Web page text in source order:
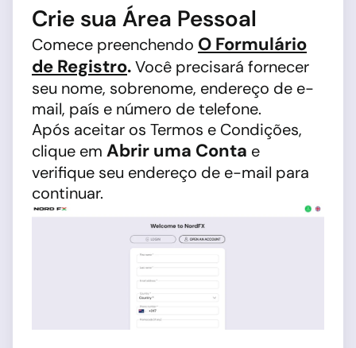
Crie sua Área Pessoal
Comece preenchendo O Formulário
de Registro.Você precisará fornecer
seu nome, sobrenome, endereço de e-
mail, país e número de telefone.
Após aceitar os Termos e Condições,
clique em Abrir uma Conta e
verifique seu endereço de e-mail para
continuar.